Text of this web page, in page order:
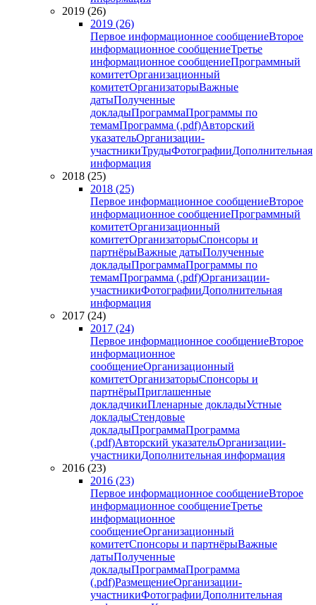
2019 (26)
2019 (26)
Первое информационное сообщениеВторое
информационное сообщениеТретье
информационное сообщениеПрограммный
комитетОрганизационный
комитетОрганизаторыВажные
датыПолученные
докладыПрограммаПрограммы по
темамПрограмма (.pdf)Авторский
указательОрганизации-
участникиТрудыФотографииДополнительная
информация
2018 (25)
2018 (25)
Первое информационное сообщениеВторое
информационное сообщениеПрограммный
комитетОрганизационный
комитетОрганизаторыСпонсоры и
партнёрыВажные датыПолученные
докладыПрограммаПрограммы по
темамПрограмма (.pdf)Организации-
участникиФотографииДополнительная
информация
2017 (24)
2017 (24)
Первое информационное сообщениеВторое
информационное
сообщениеОрганизационный
комитетОрганизаторыСпонсоры и
партнёрыПриглашенные
докладчикиПленарные докладыУстные
докладыСтендовые
докладыПрограммаПрограмма
(.pdf)Авторский указательОрганизации-
участникиДополнительная информация
2016 (23)
2016 (23)
Первое информационное сообщениеВторое
информационное сообщениеТретье
информационное
сообщениеОрганизационный
комитетСпонсоры и партнёрыВажные
датыПолученные
докладыПрограммаПрограмма
(.pdf)РазмещениеОрганизации-
участникиФотографииДополнительная